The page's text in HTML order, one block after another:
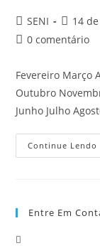
SENI 14
0 comentário
Fevereiro Março
Outubro
Junho Julho
Continue Lendo
Entre Em